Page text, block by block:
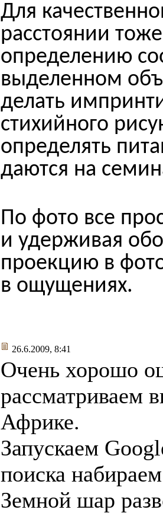
Для
расстоянии
определению
выделенном
делать
стихийного
определять
даются на
По фото все
и удерживая
проекцию в
в ощущениях.
26.6.2009, 8:41
Очень хорошо
рассматриваем
Африке.
Запускаем
поиска
Земной шар